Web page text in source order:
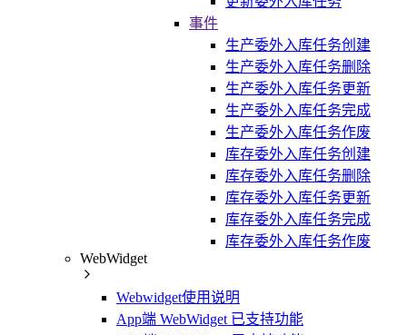
事件
生产委外入库任务创建
生产委外入库任务删除
生产委外入库任务更新
生产委外入库任务完成
生产委外入库任务作废
库存委外入库任务创建
库存委外入库任务删除
库存委外入库任务更新
库存委外入库任务完成
库存委外入库任务作废
WebWidget
Webwidget使用说明
App端 WebWidget 已支持功能